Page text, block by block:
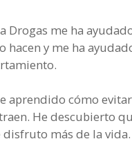
Drogas me ha
hacen y me ha
aprendido cómo
He descubierto
más de la vida.